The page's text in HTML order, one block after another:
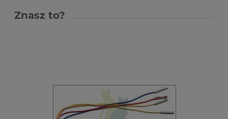
Znasz to?